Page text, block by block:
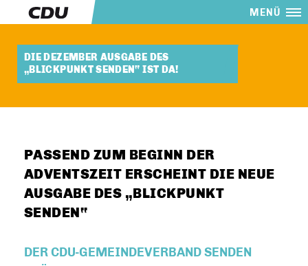
MENÜ
DIE DEZEMBER AUSGABE DES
BLICKPUNKT SENDEN“ IST DA!
PASSEND ZUM BEGINN DER
ADVENTSZEIT ERSCHEINT DIE NEUE
AUSGABE DES „BLICKPUNKT
SENDEN“
DER CDU-GEMEINDEVERBAND SENDEN